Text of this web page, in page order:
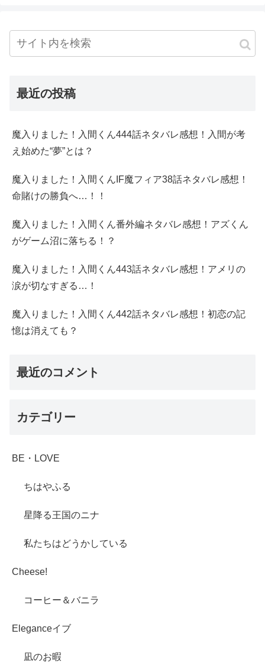
最近の投稿
魔入りました！入間くん444話ネタバレ感想！入間が考
え始めた“夢”とは？
魔入りました！入間くんIF魔フィア38話ネタバレ感想！
命賭けの勝負へ…！！
魔入りました！入間くん番外編ネタバレ感想！アズくん
がゲーム沼に落ちる！？
魔入りました！入間くん443話ネタバレ感想！アメリの
涙が切なすぎる…！
魔入りました！入間くん442話ネタバレ感想！初恋の記
憶は消えても？
最近のコメント
カテゴリー
BE・LOVE
ちはやふる
星降る王国のニナ
私たちはどうかしている
Cheese!
コーヒー＆バニラ
Eleganceイブ
凪のお暇